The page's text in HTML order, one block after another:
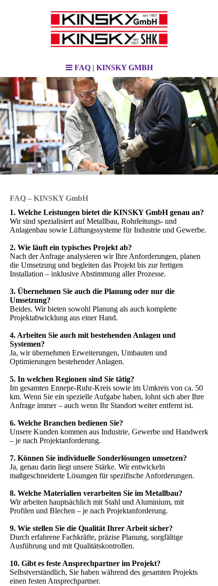
FAQ | KINSKY GMBH
FAQ – KINSKY GmbH
1. Welche Leistungen bietet die KINSKY GmbH genau an?
Wir sind spezialisiert auf Metallbau, Rohrleitungs- und
Anlagenbau sowie Lüftungssysteme für Industrie und Gewerbe.
2. Wie läuft ein typisches Projekt ab?
Nach der Anfrage analysieren wir Ihre Anforderungen, planen
die Umsetzung und begleiten das Projekt bis zur fertigen
Installation – inklusive Abstimmung aller Prozesse.
3. Übernehmen Sie auch die Planung oder nur die
Umsetzung?
Beides. Wir bieten sowohl Planung als auch komplette
Projektabwicklung aus einer Hand.
4. Arbeiten Sie auch mit bestehenden Anlagen und
Systemen?
Ja, wir übernehmen Erweiterungen, Umbauten und
Optimierungen bestehender Anlagen.
5. In welchen Regionen sind Sie tätig?
Im gesamten Ennepe-Ruhr-Kreis sowie im Umkreis von ca. 50
km. Wenn Sie ein spezielle Aufgabe haben, lohnt sich aber Ihre
Anfrage immer – auch wenn Ihr Standort weiter entfernt ist.
6. Welche Branchen bedienen Sie?
Unsere Kunden kommen aus Industrie, Gewerbe und Handwerk
– je nach Projektanforderung.
7. Können Sie individuelle Sonderlösungen umsetzen?
Ja, genau darin liegt unsere Stärke. Wir entwickeln
maßgeschneiderte Lösungen für spezifische Anforderungen.
8. Welche Materialien verarbeiten Sie im Metallbau?
Wir arbeiten hauptsächlich mit Stahl und Aluminium, mit
Profilen und Blechen – je nach Projektanforderung.
9. Wie stellen Sie die Qualität Ihrer Arbeit sicher?
Durch erfahrene Fachkräfte, präzise Planung, sorgfältige
Ausführung und mit Qualitätskontrollen.
10. Gibt es feste Ansprechpartner im Projekt?
Selbstverständlich, Sie haben während des gesamten Projekts
einen festen Ansprechpartner.